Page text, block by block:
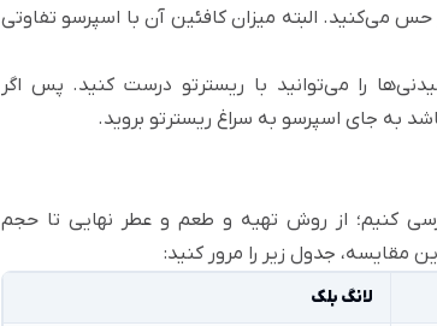
می‌کنید. البته میزان کافئین آن با اسپرسو تفاوتی
را می‌توانید با ریسترتو درست کنید. پس اگر
به جای اسپرسو به سراغ ریسترتو بروید.
کنیم؛ از روش تهیه و طعم و عطر نهایی تا حجم
مقایسه، جدول زیر را مرور کنید:
لانگ بلک